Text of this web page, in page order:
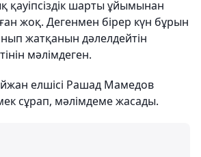
шарты ұйымынан
жоқ. Дегенмен бірер күн бұрын
жатқанын дәлелдейтін
мәлімдеген.
елшісі Рашад Мамедов
сұрап, мәлімдеме жасады.